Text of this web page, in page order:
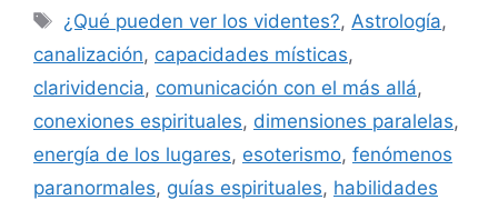
Etiquetas
¿Qué pueden ver los videntes?, Astrología,
canalización, capacidades místicas,
clarividencia, comunicación con el más allá,
conexiones espirituales, dimensiones paralelas,
energía de los lugares, esoterismo, fenómenos
paranormales, guías espirituales, habilidades